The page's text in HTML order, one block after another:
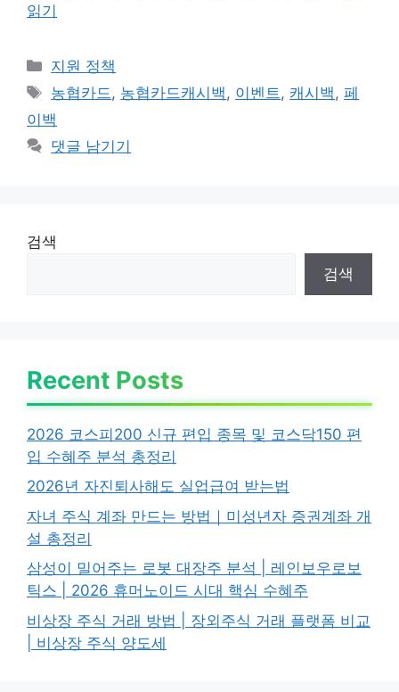
읽기
카
테
고
리
지원 정책
태
그
농협카드 , 농협카드캐시백 , 이벤트 , 캐시백 ,페
이백
댓글 남기기
검색
검색
Recent Posts
2026 코스피200 신규 편입 종목 및 코스닥150 편
입 수혜주 분석 총정리
2026년 자진퇴사해도 실업급여 받는법
자녀 주식 계좌 만드는 방법｜미성년자 증권계좌 개
설 총정리
삼성이 밀어주는 로봇 대장주 분석 | 레인보우로보
틱스 | 2026 휴머노이드 시대 핵심 수혜주
비상장 주식 거래 방법 | 장외주식 거래 플랫폼 비교
| 비상장 주식 양도세